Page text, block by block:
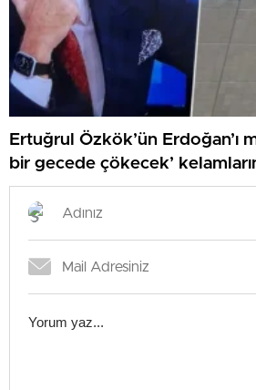
Ertuğrul Özkök’ün Erdoğan’ı
bir gecede çökecek’